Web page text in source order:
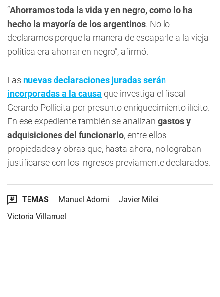
“Ahorramos toda la vida y en negro, como lo ha
hecho la mayoría de los argentinos. No lo
declaramos porque la manera de escaparle a la vieja
política era ahorrar en negro”, afirmó.
Las nuevas declaraciones juradas serán
incorporadas a la causa que investiga el fiscal
Gerardo Pollicita por presunto enriquecimiento ilícito.
En ese expediente también se analizan gastos y
adquisiciones del funcionario, entre ellos
propiedades y obras que, hasta ahora, no lograban
justificarse con los ingresos previamente declarados.
TEMAS Manuel Adorni
Javier Milei
Victoria Villarruel